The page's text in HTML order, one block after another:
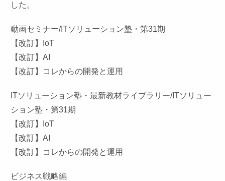
した。
動画セミナー/ITソリューション塾・第31期
【改訂】IoT
【改訂】AI
【改訂】コレからの開発と運用
ITソリューション塾・最新教材ライブラリー/ITソリュー
ション塾・第31期
【改訂】IoT
【改訂】AI
【改訂】コレからの開発と運用
ビジネス戦略編